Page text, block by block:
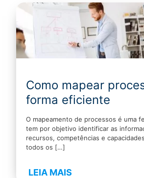
Como mapear
forma eficiente
O mapeamento de processos é uma
tem por objetivo identificar as
recursos, competências e
todos os […]
LEIA MAIS